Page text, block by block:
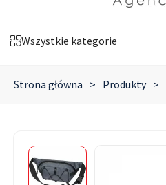
Wszystkie kategorie
Strona główna > Produkty >